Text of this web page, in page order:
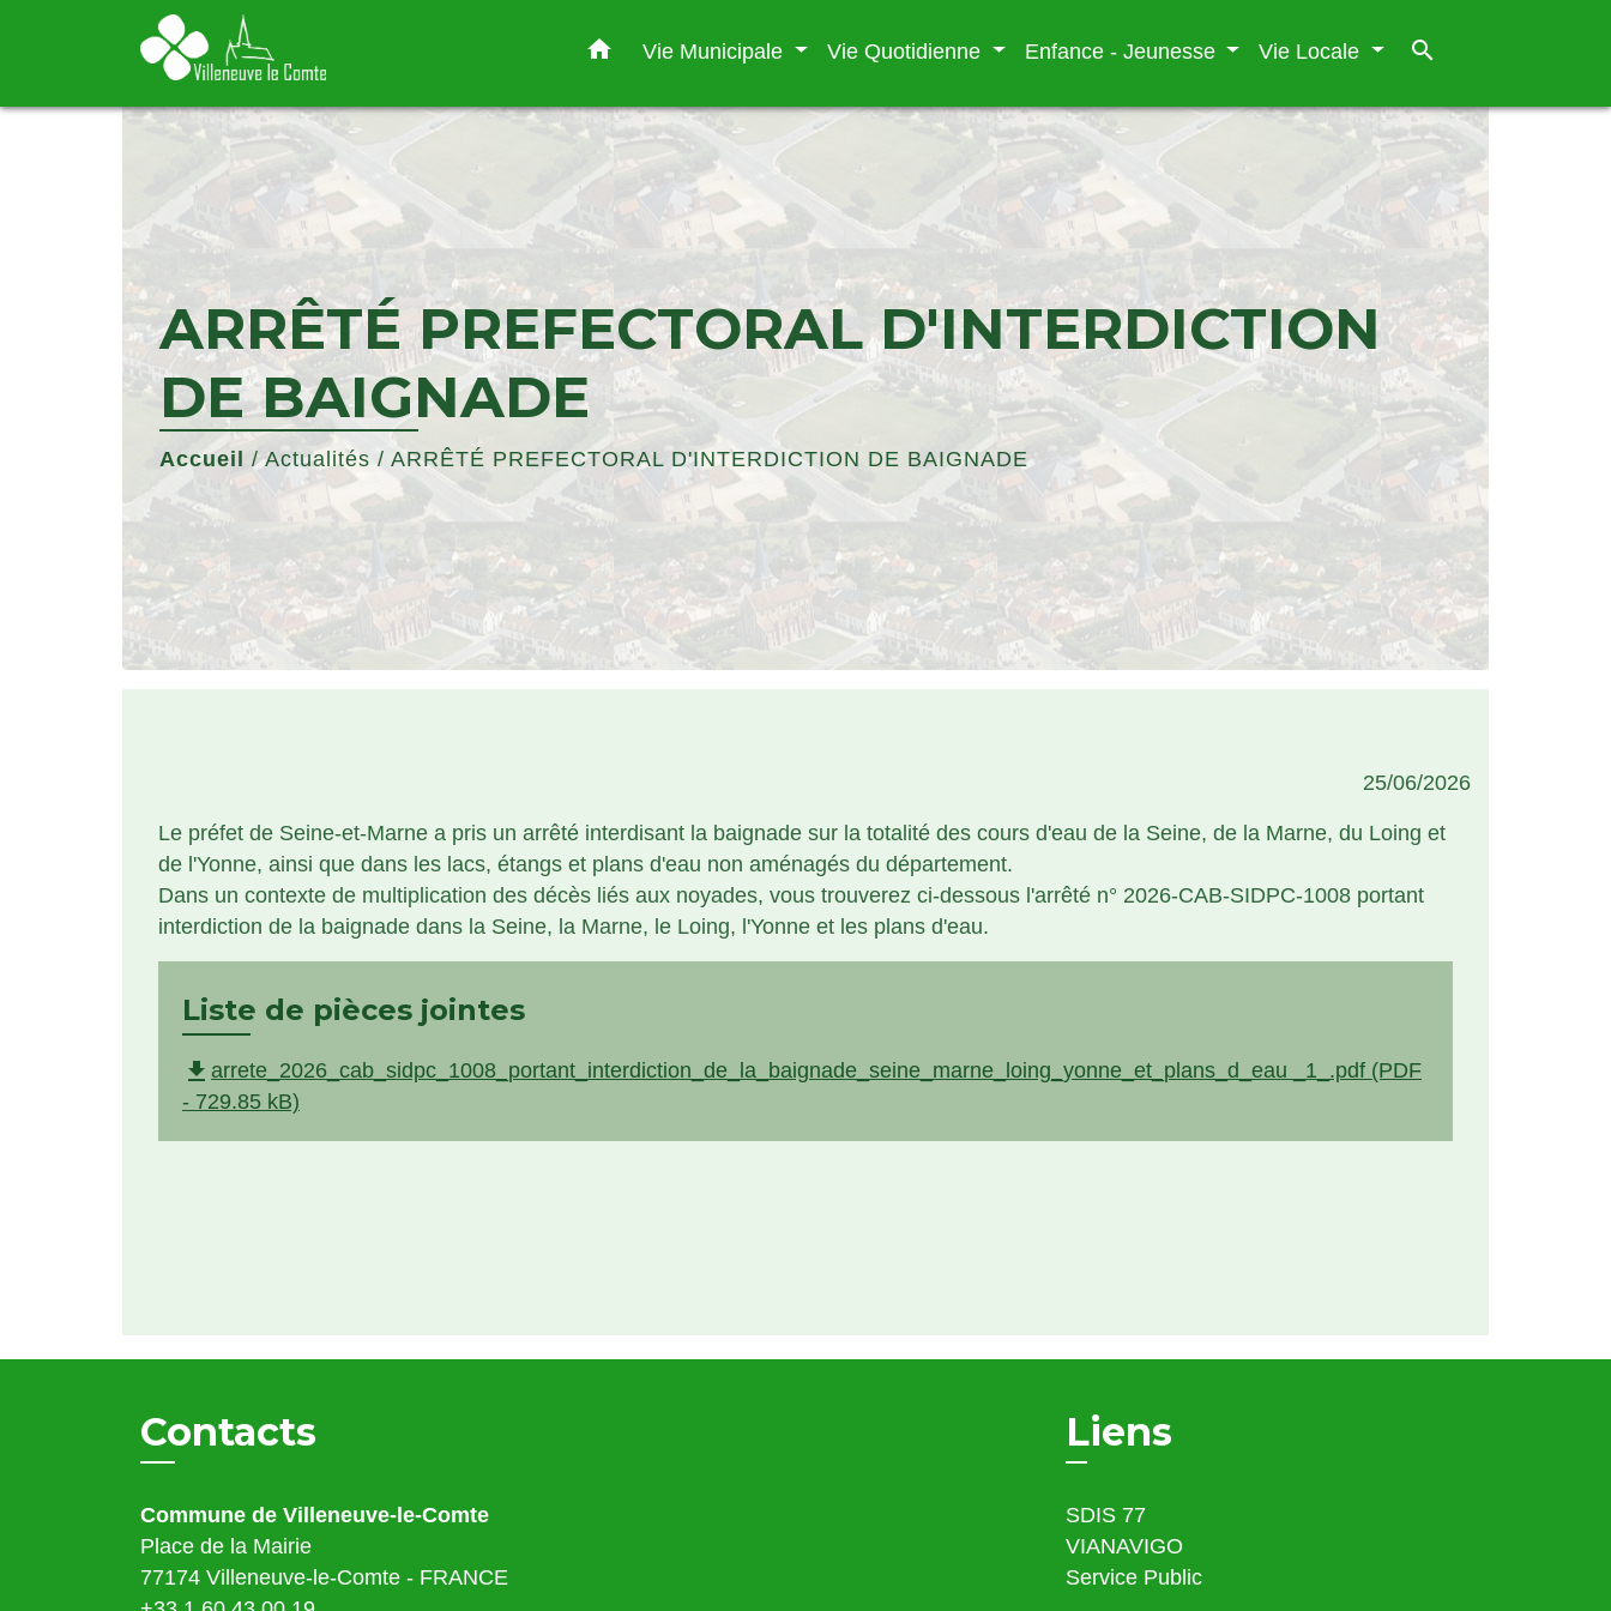
home Vie Municipale Vie Quotidienne Enfance - Jeunesse Vie Locale search
ARRÊTÉ PREFECTORAL D'INTERDICTION
DE BAIGNADE
Accueil /Actualités / ARRÊTÉ PREFECTORAL D'INTERDICTION DE BAIGNADE
25/06/2026
Le préfet de Seine-et-Marne a pris un arrêté interdisant la baignade sur la totalité des cours d'eau de la Seine, de la Marne, du Loing et
de l'Yonne, ainsi que dans les lacs, étangs et plans d'eau non aménagés du département.
Dans un contexte de multiplication des décès liés aux noyades, vous trouverez ci-dessous l'arrêté n° 2026-CAB-SIDPC-1008 portant
interdiction de la baignade dans la Seine, la Marne, le Loing, l'Yonne et les plans d'eau.
Liste de pièces jointes
file_download arrete_2026_cab_sidpc_1008_portant_interdiction_de_la_baignade_seine_marne_loing_yonne_et_plans_d_eau _1_.pdf (PDF
- 729.85 kB)
Contacts
Commune de Villeneuve-le-Comte
Place de la Mairie
77174 Villeneuve-le-Comte - FRANCE
Liens
SDIS 77
VIANAVIGO
Service Public